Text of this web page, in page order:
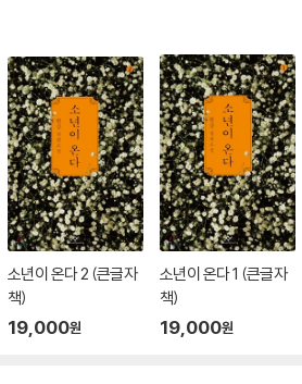
소년이 온다 2 (큰글자
책)
19,000원
소년이 온다 1 (큰글자
책)
19,000원